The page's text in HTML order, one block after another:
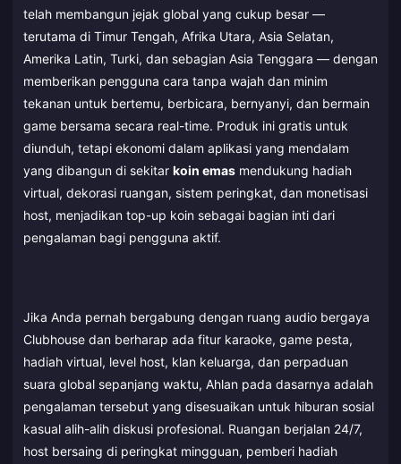
telah membangun jejak global yang cukup besar —
terutama di Timur Tengah, Afrika Utara, Asia Selatan,
Amerika Latin, Turki, dan sebagian Asia Tenggara — dengan
memberikan pengguna cara tanpa wajah dan minim
tekanan untuk bertemu, berbicara, bernyanyi, dan bermain
game bersama secara real-time. Produk ini gratis untuk
diunduh, tetapi ekonomi dalam aplikasi yang mendalam
yang dibangun di sekitar koin emas mendukung hadiah
virtual, dekorasi ruangan, sistem peringkat, dan monetisasi
host, menjadikan top-up koin sebagai bagian inti dari
pengalaman bagi pengguna aktif.
Jika Anda pernah bergabung dengan ruang audio bergaya
Clubhouse dan berharap ada fitur karaoke, game pesta,
hadiah virtual, level host, klan keluarga, dan perpaduan
suara global sepanjang waktu, Ahlan pada dasarnya adalah
pengalaman tersebut yang disesuaikan untuk hiburan sosial
kasual alih-alih diskusi profesional. Ruangan berjalan 24/7,
host bersaing di peringkat mingguan, pemberi hadiah